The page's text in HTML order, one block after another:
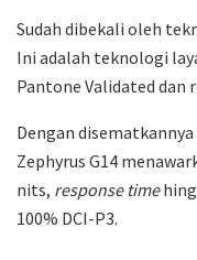
Sudah dibekali oleh
Ini adalah teknologi
Pantone Validated dan
Dengan
Zephyrus G14
nits, response time
100% DCI-P3.